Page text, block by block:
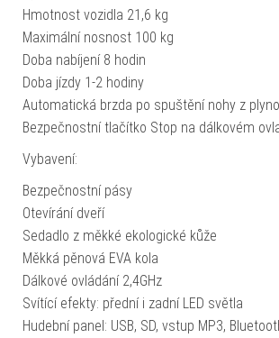
Hmotnost vozidla 21,6 kg
Maximální nosnost 100 kg
Doba nabíjení 8 hodin
Doba jízdy 1-2 hodiny
Automatická brzda po spuštění nohy z
Bezpečnostní tlačítko Stop na dálkovém
Vybavení:
Bezpečnostní pásy
Otevírání dveří
Sedadlo z měkké ekologické kůže
Měkká pěnová EVA kola
Dálkové ovládání 2,4GHz
Svítící efekty: přední i zadní LED světla
Hudební panel: USB, SD, vstup MP3,